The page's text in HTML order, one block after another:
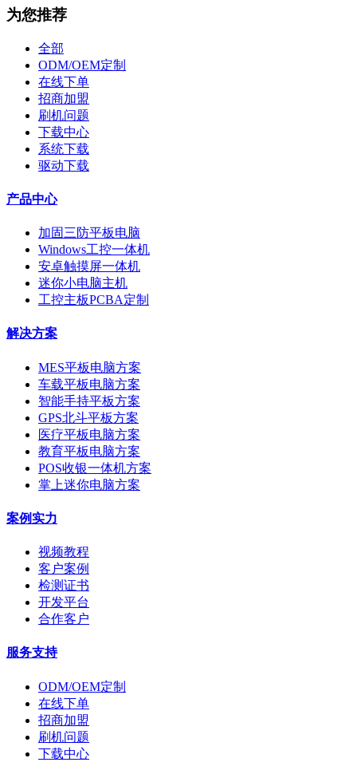
为您推荐
全部
ODM/OEM定制
在线下单
招商加盟
刷机问题
下载中心
系统下载
驱动下载
产品中心
加固三防平板电脑
Windows工控一体机
安卓触摸屏一体机
迷你小电脑主机
工控主板PCBA定制
解决方案
MES平板电脑方案
车载平板电脑方案
智能手持平板方案
GPS北斗平板方案
医疗平板电脑方案
教育平板电脑方案
POS收银一体机方案
掌上迷你电脑方案
案例实力
视频教程
客户案例
检测证书
开发平台
合作客户
服务支持
ODM/OEM定制
在线下单
招商加盟
刷机问题
下载中心